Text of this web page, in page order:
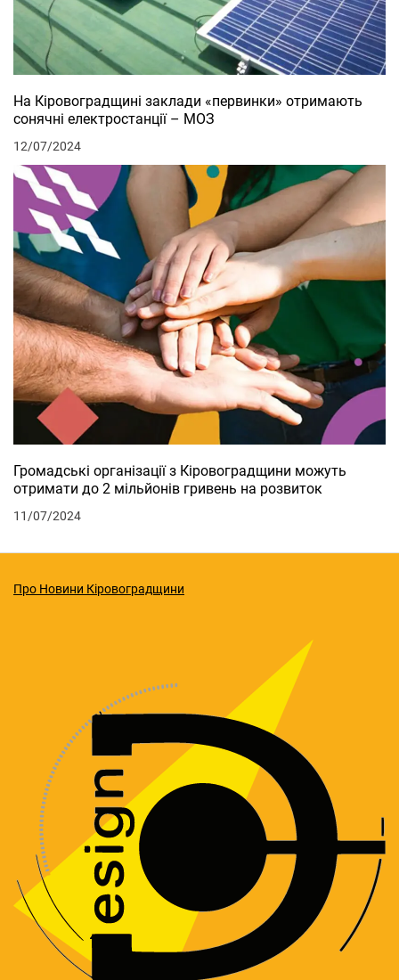
На Кіровоградщині заклади «первинки» отримають
сонячні електростанції – МОЗ
12/07/2024
Громадські організації з Кіровоградщини можуть
отримати до 2 мільйонів гривень на розвиток
11/07/2024
Про Новини Кіровоградщини